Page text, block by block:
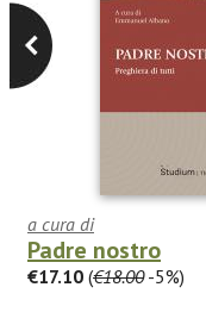
a cura di
Padre nostro
€17.10 (€18.00-5%)